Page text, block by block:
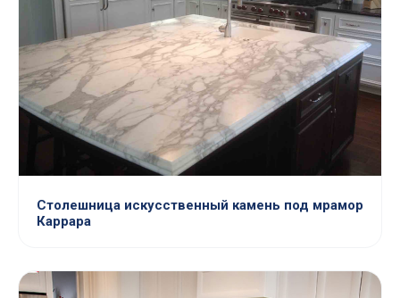
Столешница искусственный камень под мрамор
Каррара